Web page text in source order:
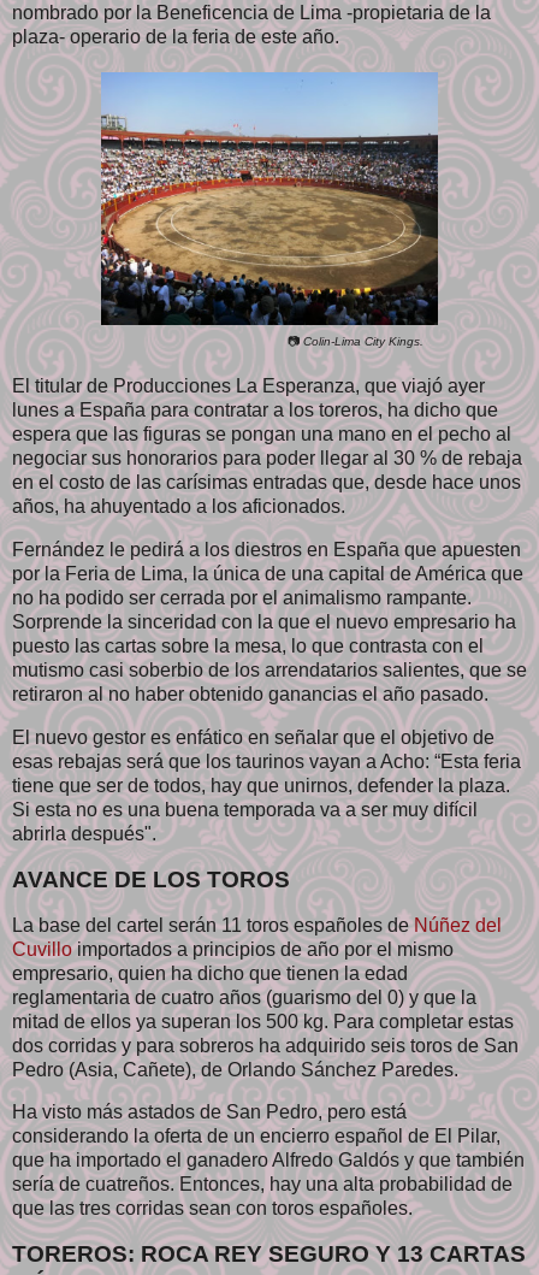
nombrado por la Beneficencia de Lima -propietaria de la
plaza- operario de la feria de este año.
📷Colin-Lima City Kings.
El titular de Producciones La Esperanza, que viajó ayer
lunes a España para contratar a los toreros, ha dicho que
espera que las figuras se pongan una mano en el pecho al
negociar sus honorarios para poder llegar al 30 % de rebaja
en el costo de las carísimas entradas que, desde hace unos
años, ha ahuyentado a los aficionados.
Fernández le pedirá a los diestros en España que apuesten
por la Feria de Lima, la única de una capital de América que
no ha podido ser cerrada por el animalismo rampante.
Sorprende la sinceridad con la que el nuevo empresario ha
puesto las cartas sobre la mesa, lo que contrasta con el
mutismo casi soberbio de los arrendatarios salientes, que se
retiraron al no haber obtenido ganancias el año pasado.
El nuevo gestor es enfático en señalar que el objetivo de
esas rebajas será que los taurinos vayan a Acho: “Esta feria
tiene que ser de todos, hay que unirnos, defender la plaza.
Si esta no es una buena temporada va a ser muy difícil
abrirla después".
AVANCE DE LOS TOROS
La base del cartel serán 11 toros españoles deNúñez del
Cuvilloimportados a principios de año por el mismo
empresario, quien ha dicho que tienen la edad
reglamentaria de cuatro años (guarismo del 0) y que la
mitad de ellos ya superan los 500 kg. Para completar estas
dos corridas y para sobreros ha adquirido seis toros de San
Pedro (Asia, Cañete), de Orlando Sánchez Paredes.
Ha visto más astados de San Pedro, pero está
considerando la oferta de un encierro español de El Pilar,
que ha importado el ganadero Alfredo Galdós y que también
sería de cuatreños. Entonces, hay una alta probabilidad de
que las tres corridas sean con toros españoles.
TOREROS: ROCA REY SEGURO Y 13 CARTAS